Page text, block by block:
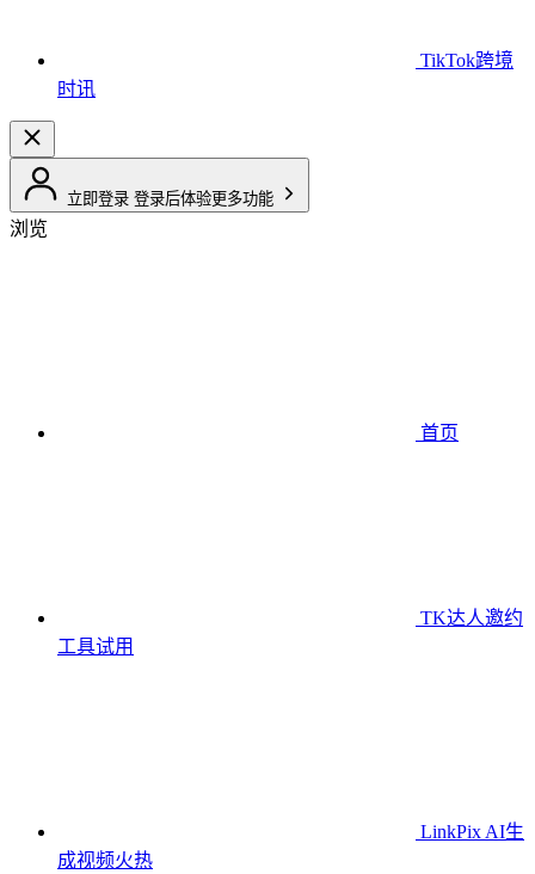
TikTok跨境
时讯
立即登录 登录后体验更多功能
浏览
首页
TK达人邀约
工具试用
LinkPix AI生
成视频火热